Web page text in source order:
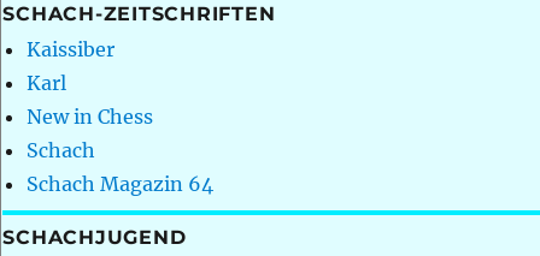
SCHACH-ZEITSCHRIFTEN
Kaissiber
Karl
New in Chess
Schach
Schach Magazin 64
SCHACHJUGEND